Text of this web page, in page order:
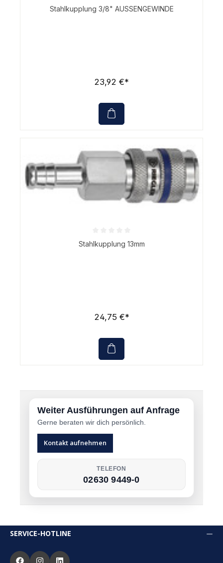
Durchschnittliche Bewertung von 0 von 5 Sternen
Stahlkupplung 3/8" AUSSENGEWINDE
23,92 €*
Durchschnittliche Bewertung von 0 von 5 Sternen
Stahlkupplung 13mm
24,75 €*
Weiter Ausführungen auf Anfrage
Gerne beraten wir dich persönlich.
Kontakt aufnehmen
TELEFON
02630 9449-0
SERVICE-HOTLINE